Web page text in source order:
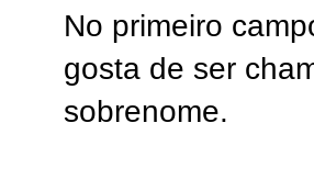
No primeiro
gosta de ser
sobrenome.